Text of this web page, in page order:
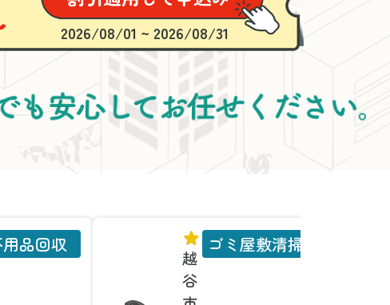
2026/08/01 ~ 2026/08/31
品回収
越
谷
ゴミ屋敷清掃